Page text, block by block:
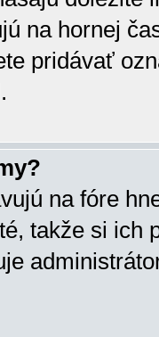
na hornej
pridávať
na fóre
takže si ich